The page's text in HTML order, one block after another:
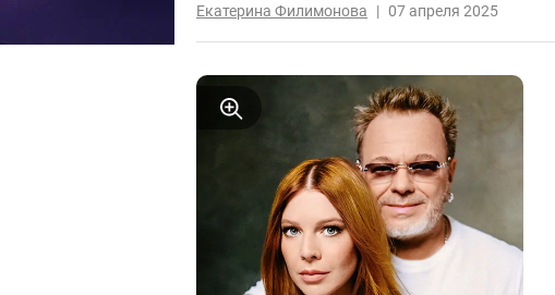
Екатерина Филимонова | 07 апреля 2025